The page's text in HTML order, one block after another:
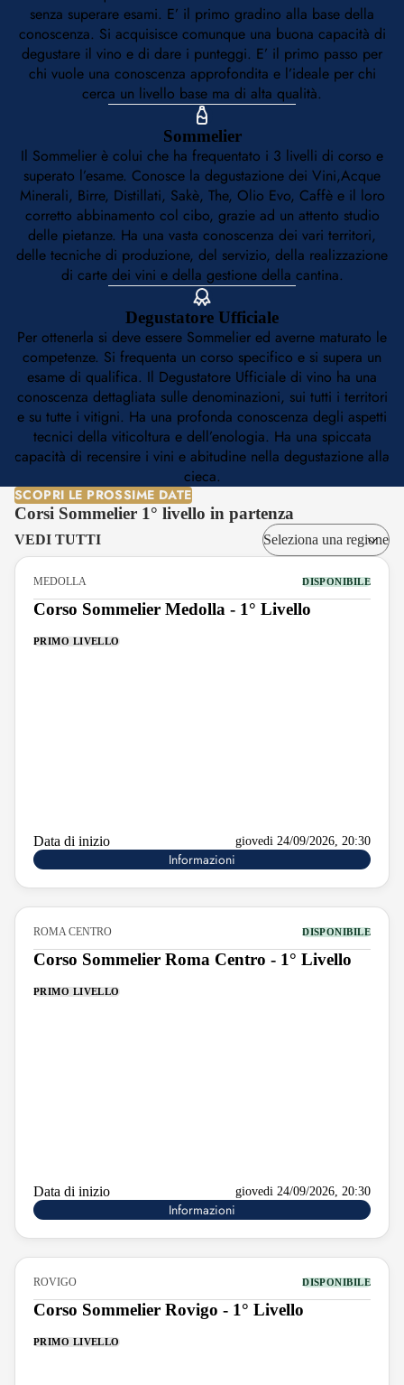
senza superare esami. E’ il primo gradino alla base della
conoscenza. Si acquisisce comunque una buona capacità di
degustare il vino e di dare i punteggi. E’ il primo passo per
chi vuole una conoscenza approfondita e l’ideale per chi
cerca un livello base ma di alta qualità.
Sommelier
Il Sommelier è colui che ha frequentato i 3 livelli di corso e
superato l’esame. Conosce la degustazione dei Vini,Acque
Minerali, Birre, Distillati, Sakè, The, Olio Evo, Caffè e il loro
corretto abbinamento col cibo, grazie ad un attento studio
delle pietanze. Ha una vasta conoscenza dei vari territori,
delle tecniche di produzione, del servizio, della realizzazione
di carte dei vini e della gestione della cantina.
Degustatore Ufficiale
Per ottenerla si deve essere Sommelier ed averne maturato le
competenze. Si frequenta un corso specifico e si supera un
esame di qualifica. Il Degustatore Ufficiale di vino ha una
conoscenza dettagliata sulle denominazioni, sui tutti i territori
e su tutte i vitigni. Ha una profonda conoscenza degli aspetti
tecnici della viticoltura e dell’enologia. Ha una spiccata
capacità di recensire i vini e abitudine nella degustazione alla
cieca.
SCOPRI LE PROSSIME DATE
Corsi Sommelier 1° livello in partenza
VEDI TUTTI
MEDOLLA DISPONIBILE
Corso Sommelier Medolla - 1° Livello
PRIMO LIVELLO
Data di inizio giovedi 24/09/2026, 20:30
Informazioni
ROMA CENTRO DISPONIBILE
Corso Sommelier Roma Centro - 1° Livello
PRIMO LIVELLO
Data di inizio giovedi 24/09/2026, 20:30
Informazioni
ROVIGO DISPONIBILE
Corso Sommelier Rovigo - 1° Livello
PRIMO LIVELLO